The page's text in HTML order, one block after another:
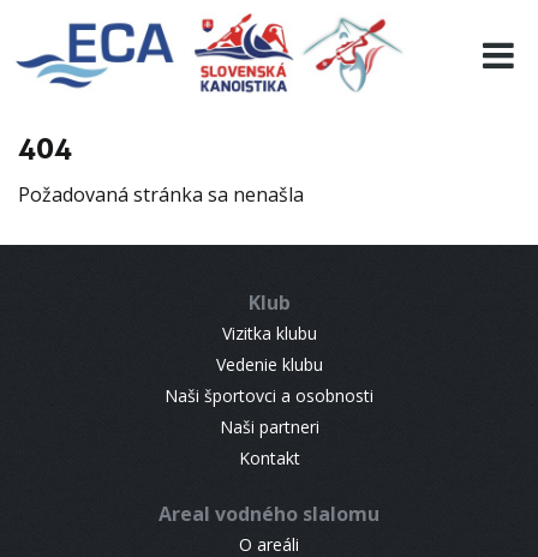
404
Požadovaná stránka sa nenašla
Klub
Vizitka klubu
Vedenie klubu
Naši športovci a osobnosti
Naši partneri
Kontakt
Areal vodného slalomu
O areáli
EURO 19
INFO
RESULTS
CONTACT